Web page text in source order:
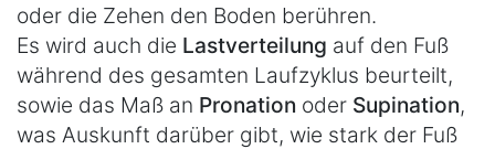
oder die Zehen den Boden berühren.
Es wird auch die Lastverteilung auf den Fuß
während des gesamten Laufzyklus beurteilt,
sowie das Maß an Pronation oder Supination,
was Auskunft darüber gibt, wie stark der Fuß